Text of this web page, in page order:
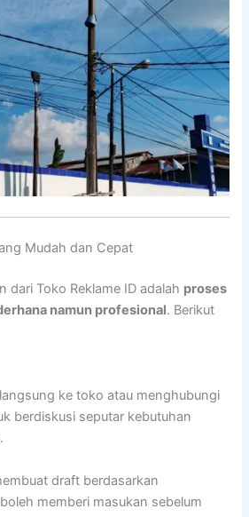
Mudah dan Cepat
dari Toko Reklame ID adalah proses
namun profesional. Berikut
ke toko atau menghubungi
berdiskusi seputar kebutuhan
draft berdasarkan
memberi masukan sebelum